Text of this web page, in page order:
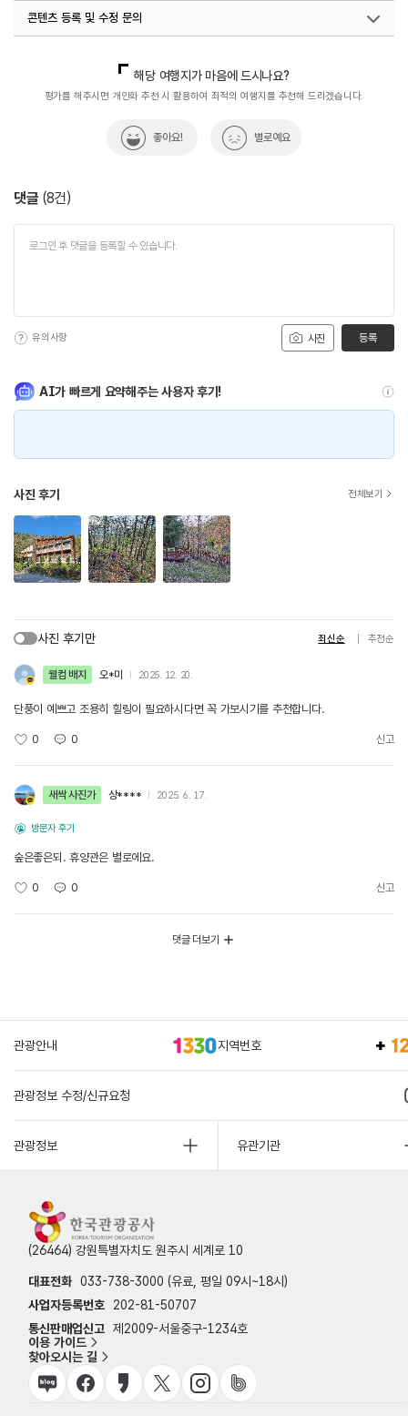
#힐링여행
콘텐츠 등록 및 수정 문의
해당 여행지가 마음에 드시나요?
평가를 해주시면 개인화 추천 시 활용하여 최적의 여행지를 추천해 드리겠습니다.
좋아요! 별로예요
댓글 (8건)
사진
유의사항 등록
AI가 빠르게 요약해주는 사용자 후기!
사진 후기 전체보기
사진 후기만 최신순 추천순
웰컴 배지 오*미 2025. 12. 20.
단풍이 예쁘고 조용히 힐링이 필요하시다면 꼭 가보시기를 추천합니다.
0 0 신고
새싹 사진가 상**** 2025. 6. 17.
방문자 후기
숲은좋은되. 휴양관은 별로에요.
0 0 신고
댓글 더보기
관광안내 지역번호
관광정보 수정/신규요청
관광정보 유관기관
(26464) 강원특별자치도 원주시 세계로 10
대표전화 033-738-3000 (유료, 평일 09시~18시)
사업자등록번호
202-81-50707
통신판매업신고 제2009-서울중구-1234호
이용 가이드
찾아오시는 길